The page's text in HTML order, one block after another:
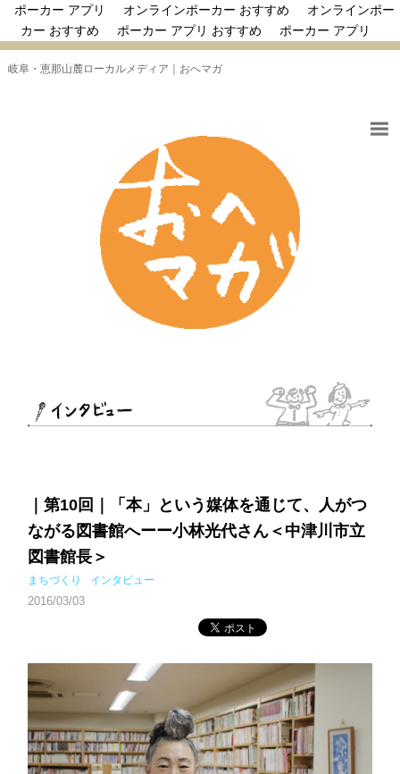
ポーカー アプリ オンラインポーカー おすすめ
オンラインポー
カー おすすめ
ポーカー アプリ おすすめ ポーカー アプリ
岐阜・恵那山麓ローカルメディア｜おへマガ
｜第10回｜「本」という媒体を通じて、人がつ
ながる図書館へーー小林光代さん＜中津川市立
図書館長＞
まちづくり インタビュー
2016/03/03